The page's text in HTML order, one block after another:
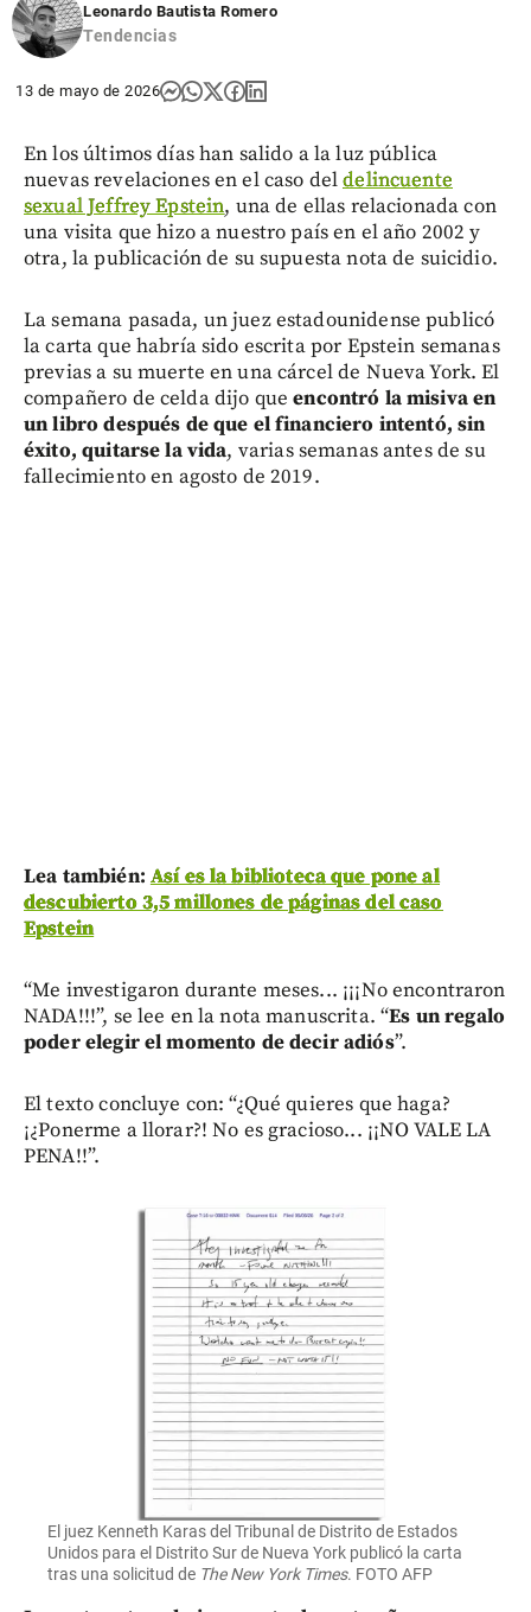
Leonardo Bautista Romero
Tendencias
13 de mayo de 2026
En los últimos días han salido a la luz pública
nuevas revelaciones en el caso deldelincuente
sexual Jeffrey Epstein, una de ellas relacionada con
una visita que hizo a nuestro país en el año 2002 y
otra, la publicación de su supuesta nota de suicidio.
La semana pasada, un juez estadounidense publicó
la carta que habría sido escrita por Epstein semanas
previas a su muerte en una cárcel de Nueva York. El
compañero de celda dijo queencontró la misiva en
un libro después de que el financiero intentó, sin
éxito, quitarse la vida, varias semanas antes de su
fallecimiento en agosto de 2019.
Lea también: Así es la biblioteca que pone al
descubierto 3,5 millones de páginas del caso
Epstein
“Me investigaron durante meses... ¡¡¡No encontraron
NADA!!!”, se lee en la nota manuscrita. “Es un regalo
poder elegir el momento de decir adiós”.
El texto concluye con: “¿Qué quieres que haga?
¡¿Ponerme a llorar?! No es gracioso... ¡¡NO VALE LA
PENA!!”.
El juez Kenneth Karas del Tribunal de Distrito de Estados
Unidos para el Distrito Sur de Nueva York publicó la carta
tras una solicitud de The New York Times. FOTO AFP